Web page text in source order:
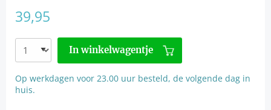
39,95
In winkelwagentje
Op werkdagen voor 23.00 uur besteld, de volgende dag in
huis.